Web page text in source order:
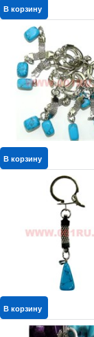
В корзину
В корзину
В корзину